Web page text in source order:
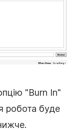
"Burn In"
робота буде